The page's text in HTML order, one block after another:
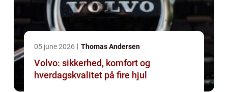
05 june 2026 Thomas Andersen
Volvo: sikkerhed, komfort og
hverdagskvalitet på fire hjul